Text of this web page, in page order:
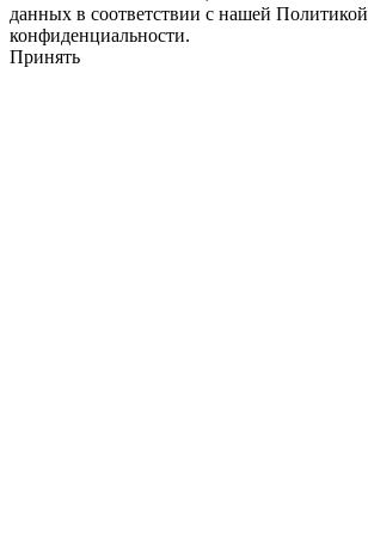
данных в соответствии с нашей Политикой
конфиденциальности.
Принять